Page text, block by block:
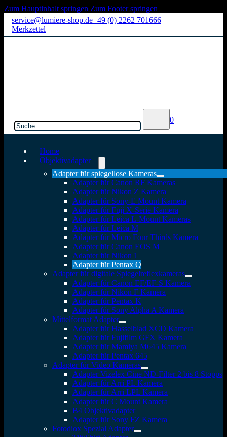
Zum Hauptinhalt springen Zum Footer springen
service@lumiere-shop.de+49 (0) 2262 701666
Merkzettel
0
Home
Objektivadapter
Adapter für spiegellose Kameras
Adapter für Canon RF Kameras
Adapter für Nikon Z Kamera
Adapter für Sony-E Mount Kamera
Adapter für Fuji X-Serie Kamera
Adapter für Leica L-Mount Kameras
Adapter für Leica M
Adapter für Micro Four Thirds Kamera
Adapter für Canon EOS M
Adapter für Nikon 1
Adapter für Pentax Q
Adapter für digitale Spiegelreflexkameras
Adapter für Canon EF/EF-S Kamera
Adapter für Nikon F Kamera
Adapter für Pentax K
Adapter für Sony Alpha A Kamera
Mittelformat Adapter
Adapter für Hasselblad XCD Kamera
Adapter für Fujifilm GFX Kamera
Adapter für Mamiya M645 Kamera
Adapter für Pentax 645
Adapter für Video Kameras
Adapter Vizelex Cine ND-Filter 2 bis 8 Stopps
Adapter für Arri PL Kamera
Adapter für Arri LPL Kamera
Adapter für C Mount Kamera
B4 Objektivadapter
Adapter für Sony FZ Kamera
Fotodiox Spezial Adapter